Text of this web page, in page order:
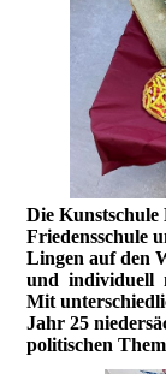
Die
Friedensschule
Lingen auf den
und individuell
Mit
Jahr 25
politischen